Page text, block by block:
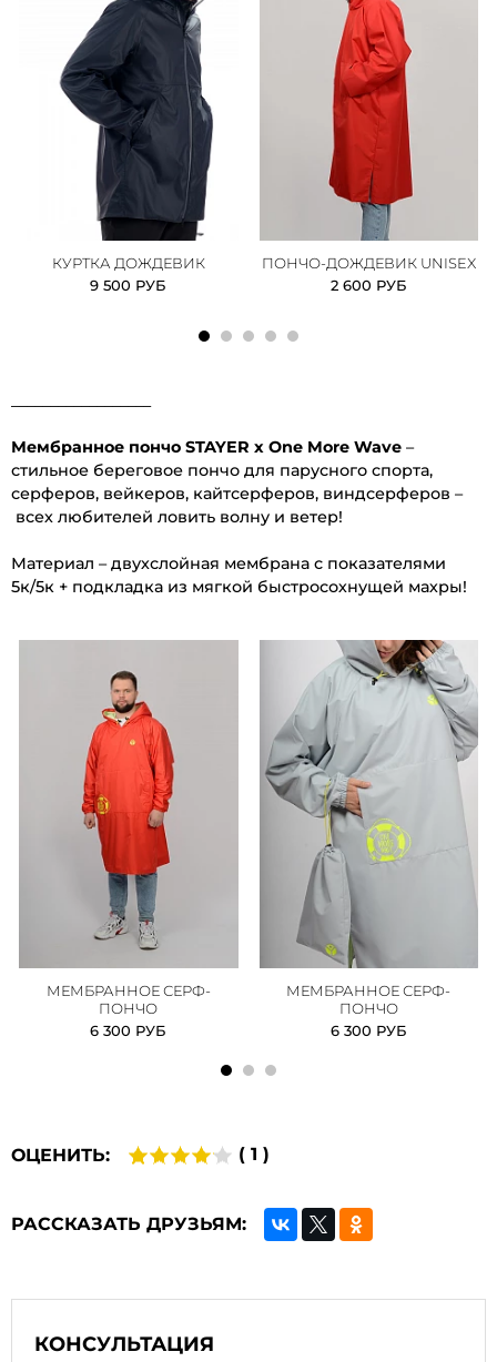
КУРТКА ДОЖДЕВИК
9 500 РУБ
ПОНЧО-ДОЖДЕВИК UNISEX
2 600 РУБ
Мембранное пончо STAYER х One More Wave –
стильное береговое пончо для парусного спорта,
серферов, вейкеров, кайтсерферов, виндсерферов –
всех любителей ловить волну и ветер!
Материал – двухслойная мембрана с показателями
5к/5к + подкладка из мягкой быстросохнущей махры!
МЕМБРАННОЕ СЕРФ-
ПОНЧО
6 300 РУБ
МЕМБРАННОЕ СЕРФ-
ПОНЧО
6 300 РУБ
ОЦЕНИТЬ: ( 1 )
РАССКАЗАТЬ ДРУЗЬЯМ:
КОНСУЛЬТАЦИЯ